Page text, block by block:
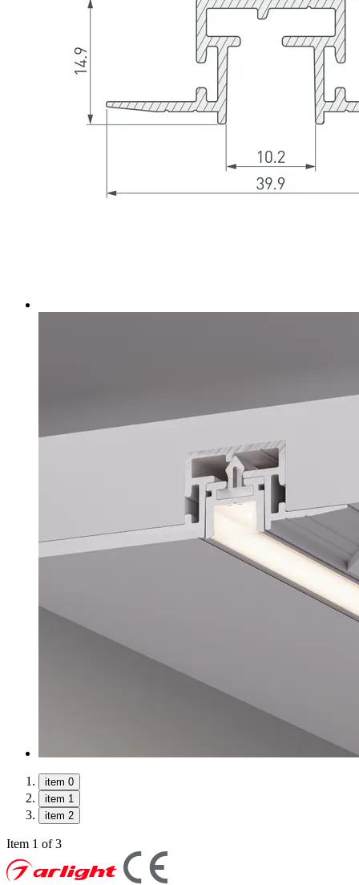
item 0
item 1
item 2
Item 1 of 3